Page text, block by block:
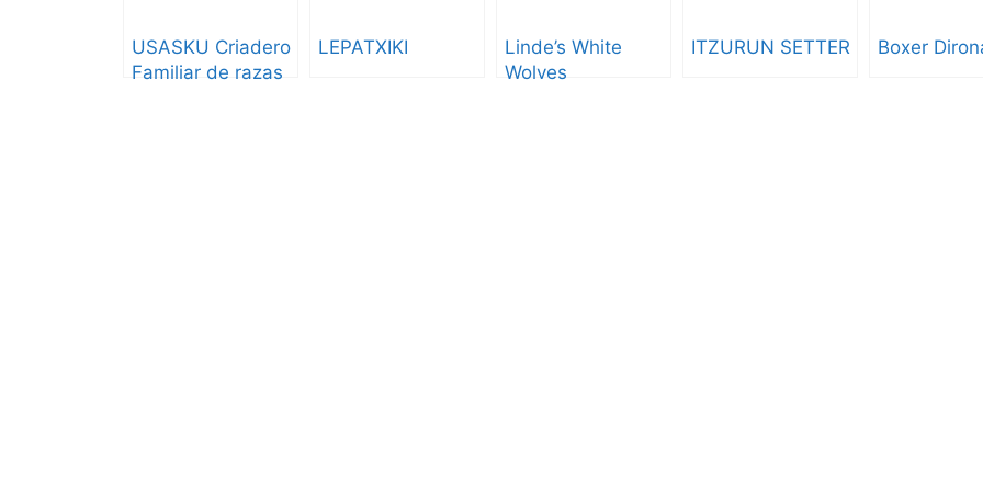
USASKU Criadero
Familiar de razas
LEPATXIKI
Linde’s White
Wolves
ITZURUN SETTER Boxer